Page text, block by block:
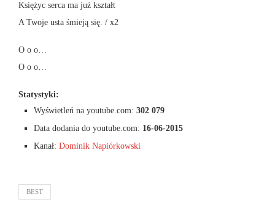
Księżyc serca ma już kształt
A Twoje usta śmieją się. / x2
O o o…
O o o…
Statystyki:
Wyświetleń na youtube.com: 302 079
Data dodania do youtube.com: 16-06-2015
Kanał: Dominik Napiórkowski
BEST